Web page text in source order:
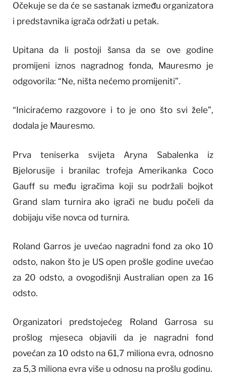
Očekuje se da će se sastanak između organizatora
i predstavnika igrača održati u petak.
Upitana da li postoji šansa da se ove godine
promijeni iznos nagradnog fonda, Mauresmo je
odgovorila: “Ne, ništa nećemo promijeniti”.
“Iniciraćemo razgovore i to je ono što svi žele”,
dodala je Mauresmo.
Prva teniserka svijeta Aryna Sabalenka iz
Bjelorusije i branilac trofeja Amerikanka Coco
Gauff su među igračima koji su podržali bojkot
Grand slam turnira ako igrači ne budu počeli da
dobijaju više novca od turnira.
Roland Garros je uvećao nagradni fond za oko 10
odsto, nakon što je US open prošle godine uvećao
za 20 odsto, a ovogodišnji Australian open za 16
odsto.
Organizatori predstojećeg Roland Garrosa su
prošlog mjeseca objavili da je nagradni fond
povećan za 10 odsto na 61,7 miliona evra, odnosno
za 5,3 miliona evra više u odnosu na prošlu godinu.